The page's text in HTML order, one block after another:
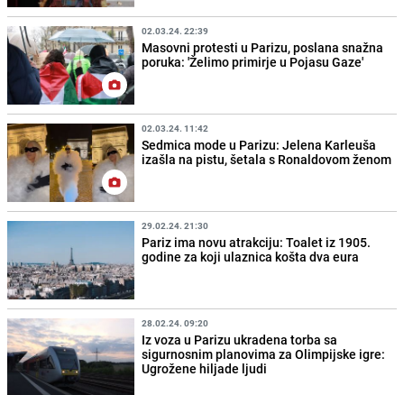
02.03.24. 22:39
Masovni protesti u Parizu, poslana snažna
poruka: 'Želimo primirje u Pojasu Gaze'
02.03.24. 11:42
Sedmica mode u Parizu: Jelena Karleuša
izašla na pistu, šetala s Ronaldovom ženom
29.02.24. 21:30
Pariz ima novu atrakciju: Toalet iz 1905.
godine za koji ulaznica košta dva eura
28.02.24. 09:20
Iz voza u Parizu ukradena torba sa
sigurnosnim planovima za Olimpijske igre:
Ugrožene hiljade ljudi